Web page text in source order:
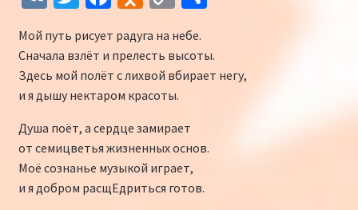
tt
er
b
o
o
k
n
o
kl
as
sn
iki
p
y
Li
n
k
п
р
и
Мой путь рисует радуга на небе.
Сначала взлёт и прелесть высоты.
Здесь мой полёт с лихвой вбирает негу,
и я дышу нектаром красоты.
Душа поёт, а сердце замирает
от семицветья жизненных основ.
Моё сознанье музыкой играет,
и я добром расщЕдриться готов.